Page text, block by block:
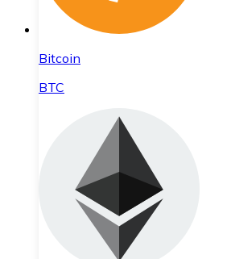
Bitcoin
BTC